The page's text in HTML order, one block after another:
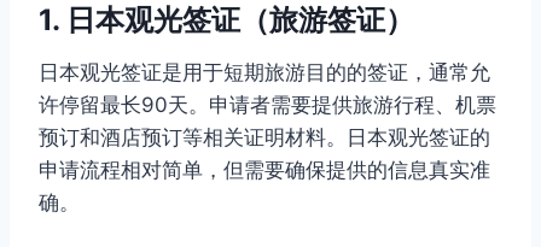
1. 日本观光签证（旅游签证）
日本观光签证是用于短期旅游目的的签证，通常允
许停留最长90天。申请者需要提供旅游行程、机票
预订和酒店预订等相关证明材料。日本观光签证的
申请流程相对简单，但需要确保提供的信息真实准
确。